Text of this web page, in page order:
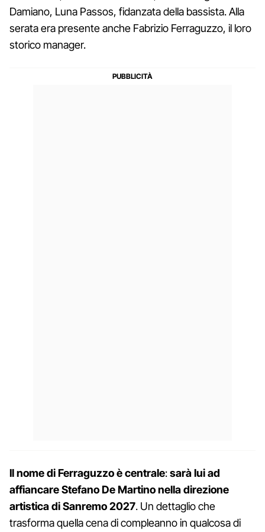
Damiano, Luna Passos, fidanzata della bassista. Alla
serata era presente anche Fabrizio Ferraguzzo, il loro
storico manager.
Il nome di Ferraguzzo è centrale:sarà lui ad
affiancare Stefano De Martino nella direzione
artistica di Sanremo 2027. Un dettaglio che
trasforma quella cena di compleanno in qualcosa di